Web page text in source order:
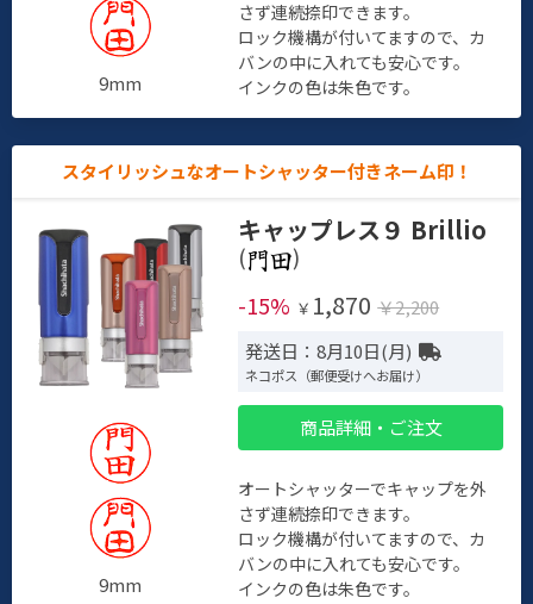
9mm
さず連続捺印できます。
ロック機構が付いてますので、カ
バンの中に入れても安心です。
インクの色は朱色です。
スタイリッシュなオートシャッター付きネーム印！
9mm
キャップレス９ Brillio
(
)
-15% ￥ 1,870 ￥2,200
発送日：8月10日(月)
ネコポス（郵便受けへお届け）
商品詳細・ご注文
オートシャッターでキャップを外
さず連続捺印できます。
ロック機構が付いてますので、カ
バンの中に入れても安心です。
インクの色は朱色です。